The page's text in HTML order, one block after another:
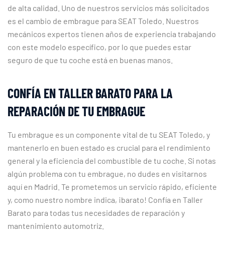
de alta calidad. Uno de nuestros servicios más solicitados
es el cambio de embrague para SEAT Toledo. Nuestros
mecánicos expertos tienen años de experiencia trabajando
con este modelo específico, por lo que puedes estar
seguro de que tu coche está en buenas manos.
CONFÍA EN TALLER BARATO PARA LA
REPARACIÓN DE TU EMBRAGUE
Tu embrague es un componente vital de tu SEAT Toledo, y
mantenerlo en buen estado es crucial para el rendimiento
general y la eficiencia del combustible de tu coche. Si notas
algún problema con tu embrague, no dudes en visitarnos
aquí en Madrid. Te prometemos un servicio rápido, eficiente
y, como nuestro nombre indica, ¡barato! Confía en Taller
Barato para todas tus necesidades de reparación y
mantenimiento automotriz.